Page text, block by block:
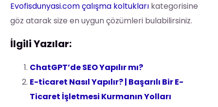
Evofisdunyasi.com çalışma koltukları kategorisine
göz atarak size en uygun çözümleri bulabilirsiniz.
İlgili Yazılar:
ChatGPT’de SEO Yapılır mı?
E-ticaret Nasıl Yapılır? | Başarılı Bir E-
Ticaret İşletmesi Kurmanın Yolları